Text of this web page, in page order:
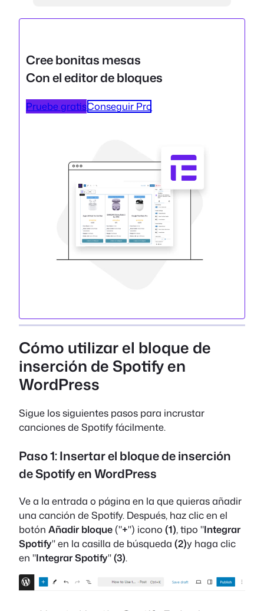
Cree bonitas mesas
Con el editor de bloques
Pruebe gratisConseguir Pro
Cómo utilizar el bloque de
inserción de Spotify en
WordPress
Sigue los siguientes pasos para incrustar
canciones de Spotify fácilmente.
Paso 1: Insertar el bloque de inserción
de Spotify en WordPress
Ve a la entrada o página en la que quieras añadir
una canción de Spotify. Después, haz clic en el
botón Añadir bloque("+") icono (1), tipo "Integrar
Spotify" en la casilla de búsqueda (2)y haga clic
en "Integrar Spotify"(3).